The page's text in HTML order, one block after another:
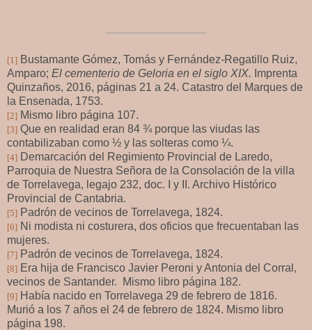
[1] Bustamante Gómez, Tomás y Fernández-Regatillo Ruiz,
Amparo; El cementerio de Geloria en el siglo XIX. Imprenta
Quinzaños, 2016, páginas 21 a 24. Catastro del Marques de
la Ensenada, 1753.
[2] Mismo libro página 107.
[3] Que en realidad eran 84 ¾ porque las viudas las
contabilizaban como ½ y las solteras como ¼.
[4] Demarcación del Regimiento Provincial de Laredo,
Parroquia de Nuestra Señora de la Consolación de la villa
de Torrelavega, legajo 232, doc. I y II. Archivo Histórico
Provincial de Cantabria.
[5] Padrón de vecinos de Torrelavega, 1824.
[6] Ni modista ni costurera, dos oficios que frecuentaban las
mujeres.
[7] Padrón de vecinos de Torrelavega, 1824.
[8] Era hija de Francisco Javier Peroni y Antonia del Corral,
vecinos de Santander.
Mismo libro página 182.
[9] Había nacido en Torrelavega 29 de febrero de 1816.
Murió a los 7 años el 24 de febrero de 1824. Mismo libro
página 198.